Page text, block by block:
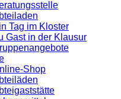
Tag im Kloster
Gast in der Klausur
Shop